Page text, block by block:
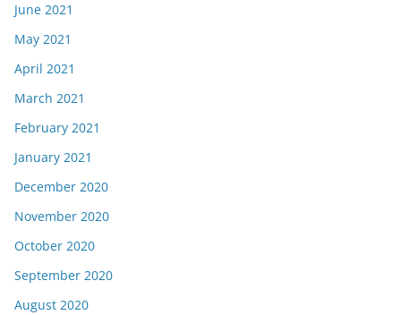
June 2021
May 2021
April 2021
March 2021
February 2021
January 2021
December 2020
November 2020
October 2020
September 2020
August 2020